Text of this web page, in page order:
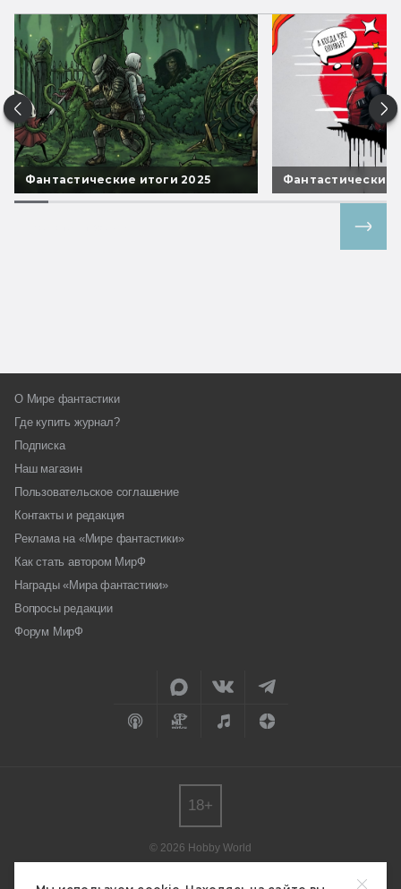
Фантастические итоги 2025 Фантастические
О Мире фантастики
Где купить журнал?
Подписка
Наш магазин
Пользовательское соглашение
Контакты и редакция
Реклама на «Мире фантастики»
Как стать автором МирФ
Награды «Мира фантастики»
Вопросы редакции
Форум МирФ
© 2026 Hobby World
редакции.
18+